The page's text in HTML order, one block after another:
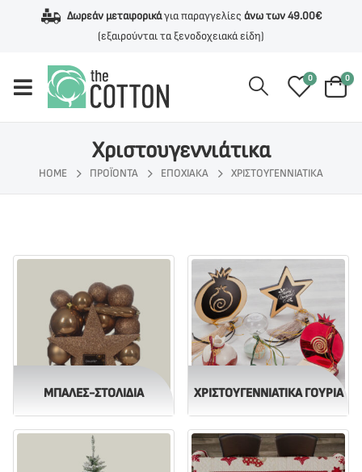
Δωρεάν μεταφορικάγια παραγγελίες άνω των 49.00€
(εξαιρούνται τα ξενοδοχειακά είδη)
0 0
Χριστουγεννιάτικα
HOME ΠΡΟΪΌΝΤΑ ΕΠΟΧΙΑΚΑ ΧΡΙΣΤΟΥΓΕΝΝΙΆΤΙΚΑ
ΜΠΆΛΕΣ-ΣΤΟΛΊΔΙΑ ΧΡΙΣΤΟΥΓΕΝΝΙΆΤΙΚΑ ΓΟΎΡΙΑ